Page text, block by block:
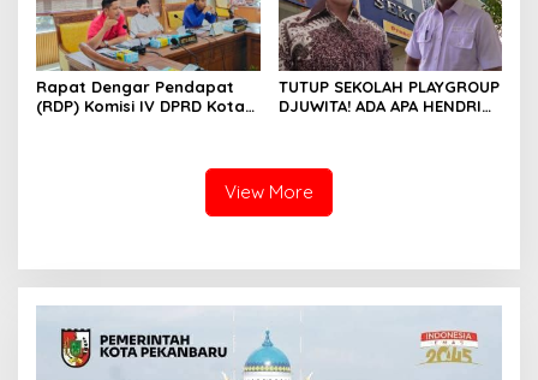
Rapat Dengar Pendapat
(RDP) Komisi IV DPRD Kota
TUTUP SEKOLAH PLAYGROUP
DJUWITA! ADA APA HENDRI
View More